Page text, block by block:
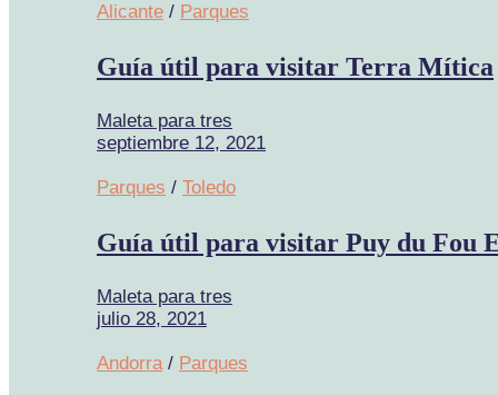
Alicante / Parques
Guía útil para visitar Terra Mítica
Maleta para tres
septiembre 12, 2021
Parques / Toledo
Guía útil para visitar Puy du Fou
Maleta para tres
julio 28, 2021
Andorra/ Parques